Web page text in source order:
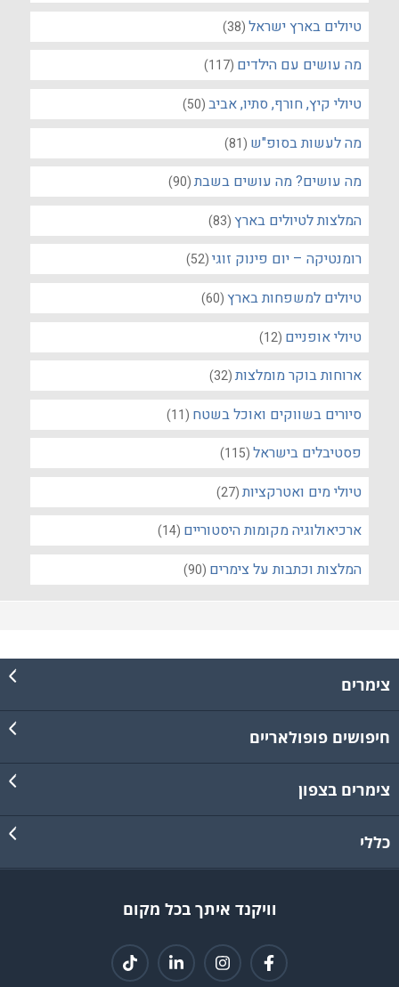
טיולים בארץ ישראל(38)
מה עושים עם הילדים (117)
טיולי קיץ, חורף, סתיו, אביב(50)
מה לעשות בסופ"ש (81)
מה עושים? מה עושים בשבת(90)
המלצות לטיולים בארץ(83)
רומנטיקה – יום פינוק זוגי(52)
טיולים למשפחות בארץ(60)
טיולי אופניים (12)
ארוחות בוקר מומלצות(32)
סיורים בשווקים ואוכל בשטח (11)
פסטיבלים בישראל(115)
טיולי מים ואטרקציות(27)
ארכיאולוגיה מקומות היסטוריים (14)
המלצות וכתבות על צימרים (90)
צימרים
חיפושים פופולאריים
צימרים בצפון
כללי
וויקנד איתך בכל מקום